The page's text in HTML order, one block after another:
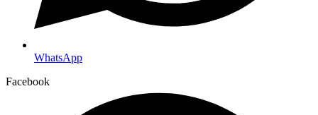
WhatsApp
Facebook